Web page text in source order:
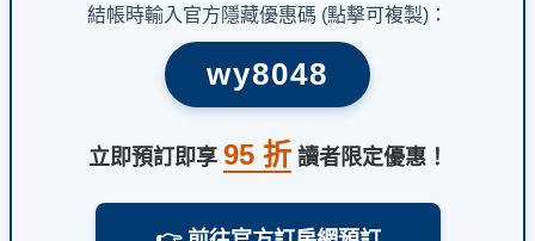
結帳時輸入官方隱藏優惠碼 (點擊可複製)：
wy8048
立即預訂即享 95 折讀者限定優惠！